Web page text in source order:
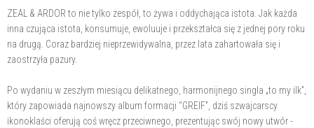
ZEAL & ARDOR to nie tylko zespół, to żywa i oddychająca istota. Jak każda
inna czująca istota, konsumuje, ewoluuje i przekształca się z jednej pory roku
na drugą. Coraz bardziej nieprzewidywalna, przez lata zahartowała się i
zaostrzyła pazury.
Po wydaniu w zeszłym miesiącu delikatnego, harmonijnego singla „to my ilk”,
który zapowiada najnowszy album formacji “GREIF”, dziś szwajcarscy
ikonoklaści oferują coś wręcz przeciwnego, prezentując swój nowy utwór -